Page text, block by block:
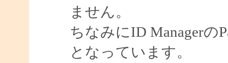
ません。
ちなみにID Managerの
となっています。